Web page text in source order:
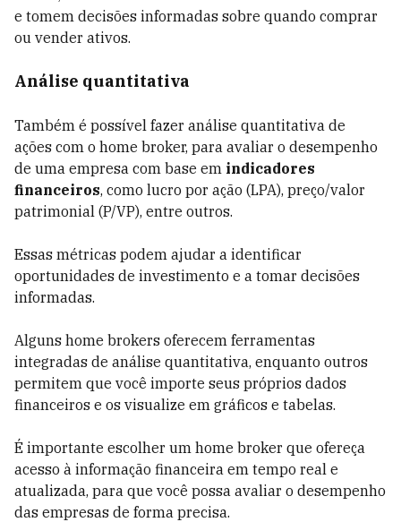
e tomem decisões informadas sobre quando comprar
ou vender ativos.
Análise quantitativa
Também é possível fazer análise quantitativa de
ações com o home broker, para avaliar o desempenho
de uma empresa com base em indicadores
financeiros, como lucro por ação (LPA), preço/valor
patrimonial (P/VP), entre outros.
Essas métricas podem ajudar a identificar
oportunidades de investimento e a tomar decisões
informadas.
Alguns home brokers oferecem ferramentas
integradas de análise quantitativa, enquanto outros
permitem que você importe seus próprios dados
financeiros e os visualize em gráficos e tabelas.
É importante escolher um home broker que ofereça
acesso à informação financeira em tempo real e
atualizada, para que você possa avaliar o desempenho
das empresas de forma precisa.